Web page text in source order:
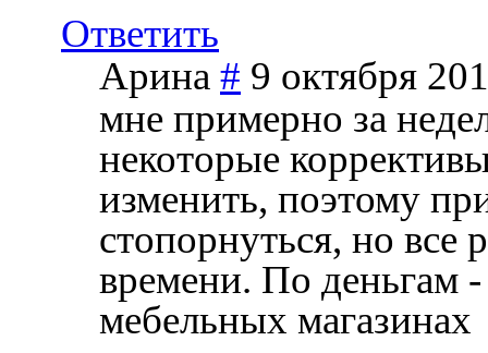
Ответить
Арина # 9 октября
мне примерно за
некоторые
изменить, поэтому
стопорнуться, но все
времени. По деньгам
мебельных магазинах